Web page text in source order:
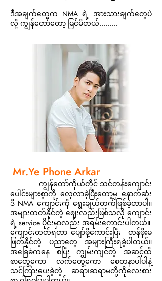
ဒီအချက်တွေက NMA ရဲ့ အားသားချက်တွေပဲ
လို့ ကျွန်တော်တော့ မြင်မိတယ်.........
Mr.Ye Phone Arkar
ကျွန်တော်ကိုယ်တိုင် သင်တန်းကျောင်း
ပေါင်းများစွာကို လေ့လာခဲ့ပြီးတော့မှ နောက်ဆုံး
ဒီ NMA ကျောင်းကို ရွေးချယ်တက်ဖြစ်ခဲ့တာပါ။
အများတတ်နိုင်တဲ့ ဈေးလည်းဖြစ်သလို ကျောင်း
ရဲ့ service ပိုင်းမှာလည်း အရမ်းကောင်းပါတယ်။
ကျောင်းတတ်ရတာ ပျော်ဖို့ကောင်းပြီး တန်ဖိုးမ
ဖြတ်နိုင်တဲ့ ပညာတွေ အများကြီးရခဲ့ပါတယ်။
အခြေခံကနေ စပြီး ကျွမ်းကျင်တဲ့ အဆင့်ထိ
စာတွေ့ကော လက်တွေ့ကော စေတနာပါပါနဲ့
သင်ကြားပေးခဲ့တဲ့ ဆရာ၊ဆရာမတို့ကိုလေးစား